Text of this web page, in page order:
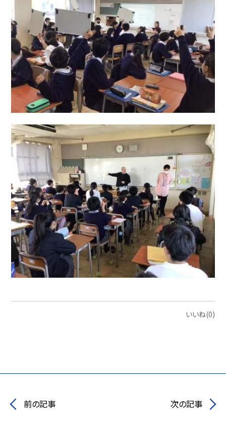
いいね(0)
前の記事 次の記事